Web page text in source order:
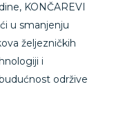
KONČAREVI
u smanjenju
željezničkih
i
održive